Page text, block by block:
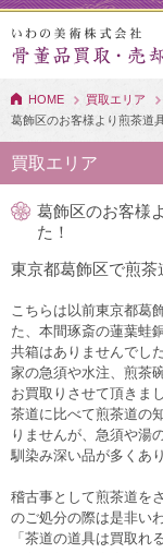
HOME 買取エリア
葛飾区のお客様より煎茶道
買取エリア
葛飾区のお客様
た！
東京都葛飾区で煎茶
こちらは以前東京都葛
た、本間琢斎の蓮葉蛙
共箱はありませんでし
家の急須や水注、煎茶
お買取りさせて頂きまし
茶道に比べて煎茶道の
りませんが、急須や湯
馴染み深い品が多くあ
稽古事として煎茶道を
のご処分の際は是非い
「茶道の道具は買取れ